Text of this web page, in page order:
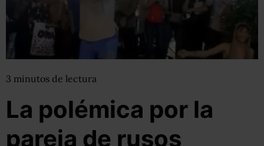
3 minutos de lectura
La polémica por la
pareja de rusos